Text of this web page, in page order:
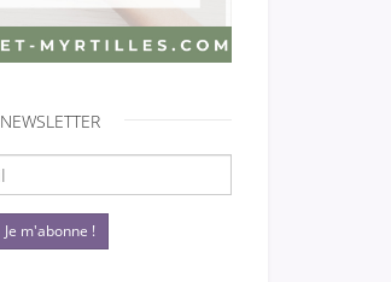
NEWSLETTER
Je m'abonne !